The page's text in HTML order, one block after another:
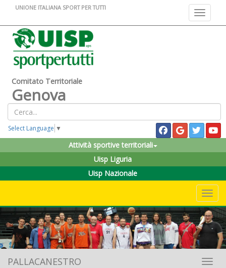
Toggle
UNIONE ITALIANA SPORT PER TUTTI
Comitato Territoriale
Genova
Select Language ▼
Attività sportive territoriali
Uisp Liguria
Uisp Nazionale
PALLACANESTRO